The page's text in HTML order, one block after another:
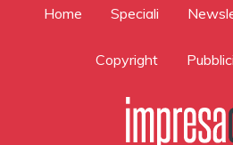
Home Speciali
Copyright